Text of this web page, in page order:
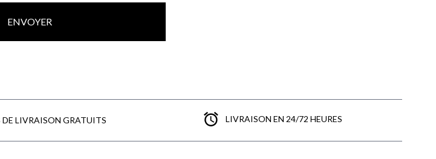
ENVOYER
DE LIVRAISON GRATUITS LIVRAISON EN 24/72 HEURES